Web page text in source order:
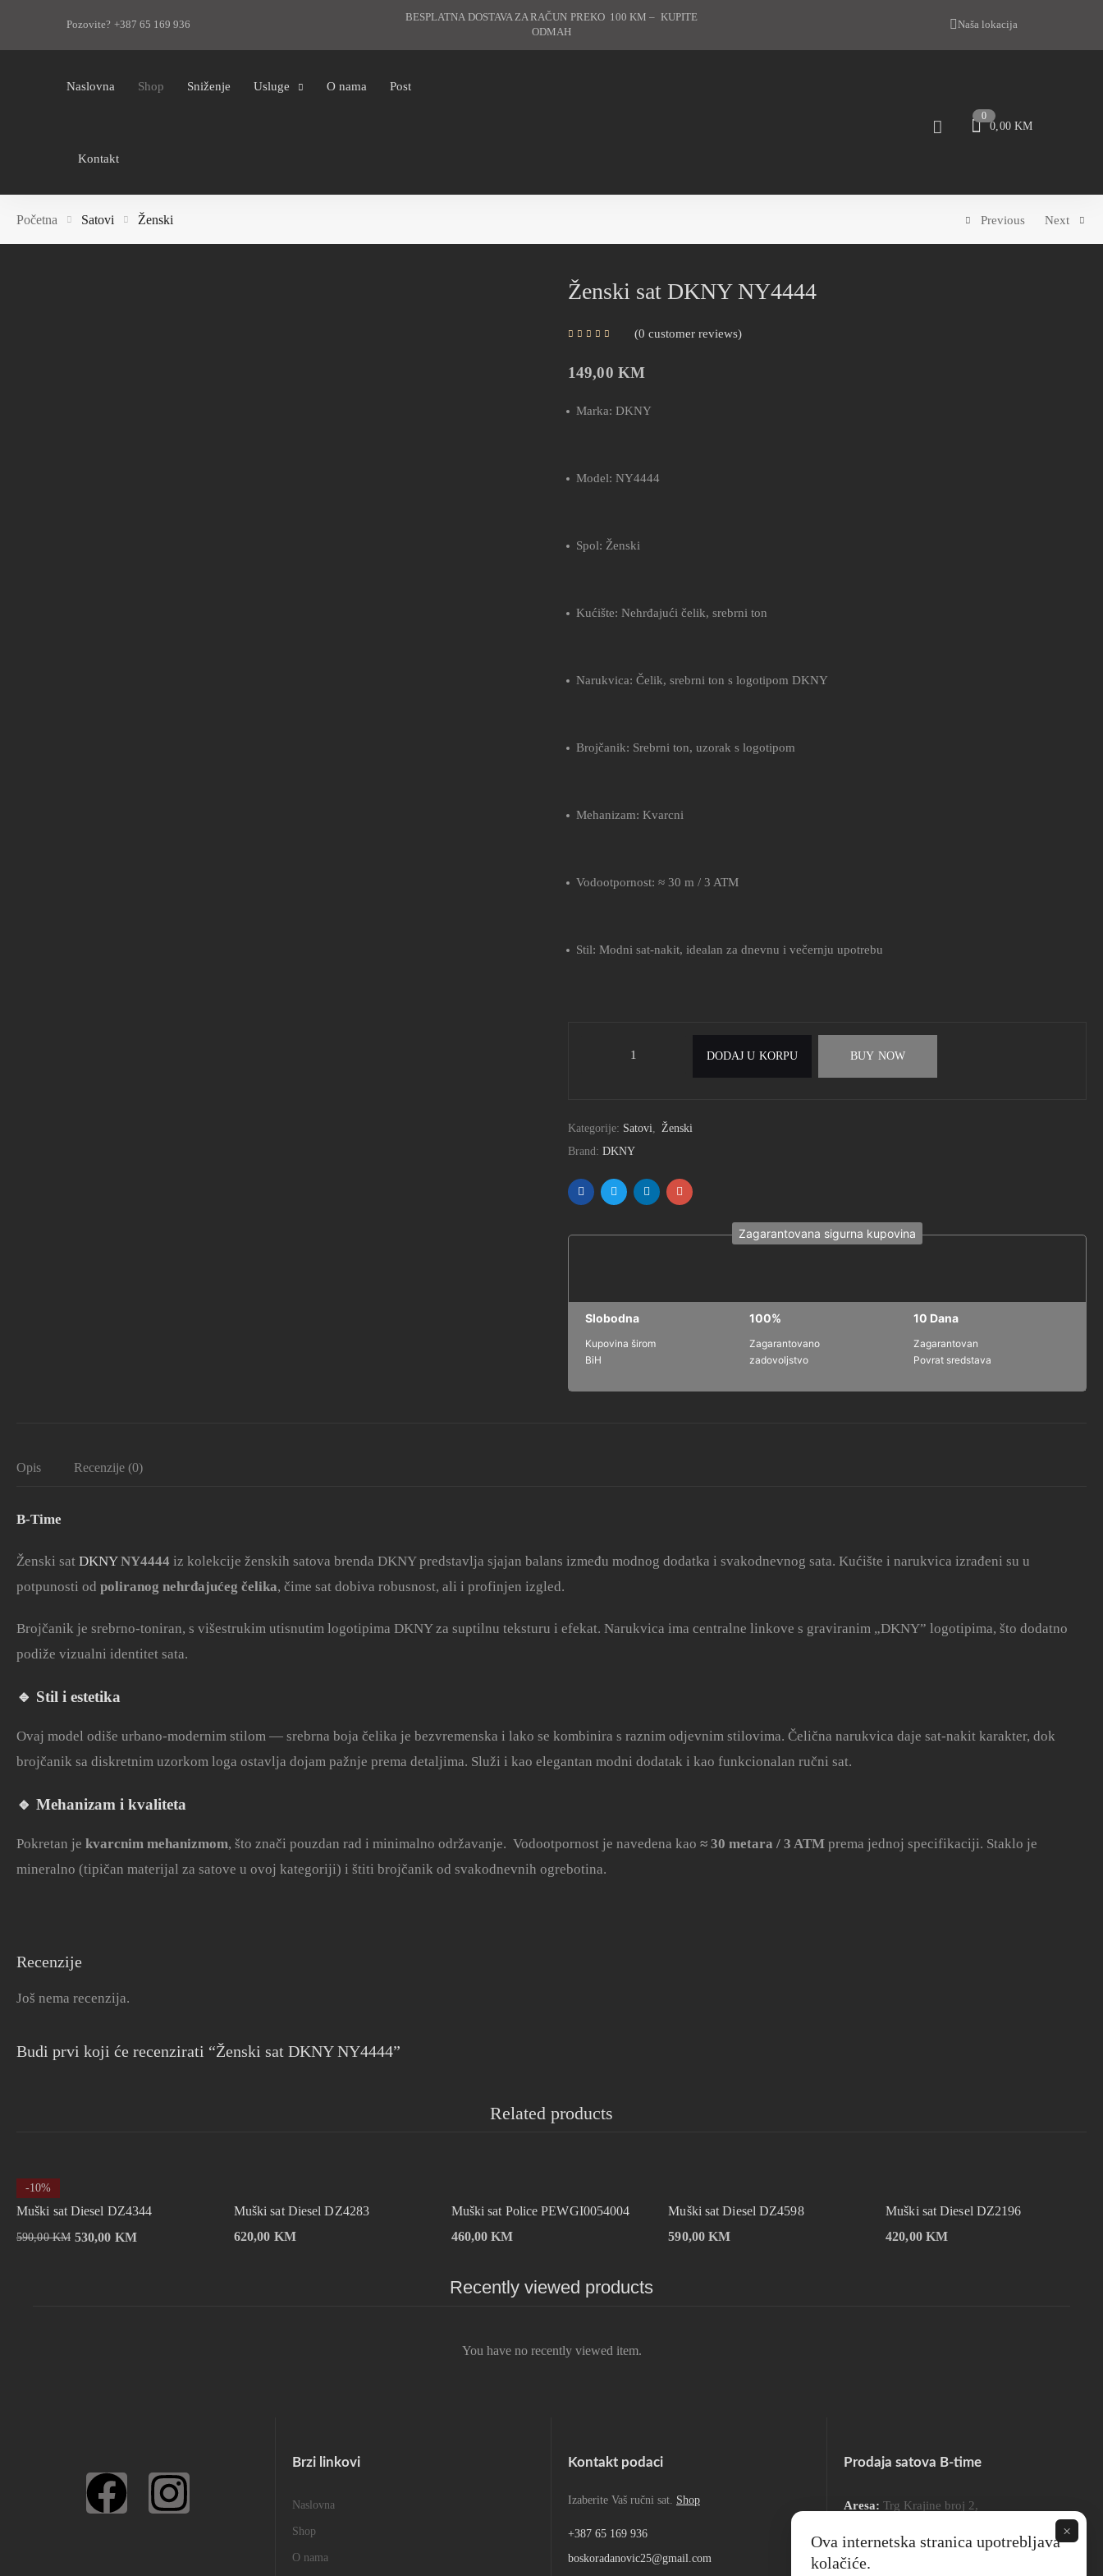
Pozovite? +387 65 169 936
BESPLATNA DOSTAVA ZA RAČUN PREKO 100 KM – KUPITE
ODMAH
Naša lokacija
Naslovna Shop Sniženje Usluge O nama Post
Kontakt
0
0,00 KM
Početna Satovi Ženski Previous Next
Ženski sat DKNY NY4444
0 customer reviews
149,00 KM
Marka: DKNY
Model: NY4444
Spol: Ženski
Kućište: Nehrđajući čelik, srebrni ton
Narukvica: Čelik, srebrni ton s logotipom DKNY
Brojčanik: Srebrni ton, uzorak s logotipom
Mehanizam: Kvarcni
Vodootpornost: ≈ 30 m / 3 ATM
Stil: Modni sat-nakit, idealan za dnevnu i večernju upotrebu
DODAJ U KORPU BUY NOW
Kategorije: Satovi, Ženski
Brand: DKNY
Zagarantovana sigurna kupovina
Slobodna
Kupovina širom
BiH
100%
Zagarantovano
zadovoljstvo
10 Dana
Zagarantovan
Povrat sredstava
Opis Recenzije (0)
B-Time
Ženski sat DKNY NY4444 iz kolekcije ženskih satova brenda DKNY predstavlja sjajan balans između modnog dodatka i svakodnevnog sata. Kućište i narukvica izrađeni su u
potpunosti od poliranog nehrđajućeg čelika, čime sat dobiva robusnost, ali i profinjen izgled.
Brojčanik je srebrno-toniran, s višestrukim utisnutim logotipima DKNY za suptilnu teksturu i efekat. Narukvica ima centralne linkove s graviranim „DKNY” logotipima, što dodatno
podiže vizualni identitet sata.
🔹 Stil i estetika
Ovaj model odiše urbano-modernim stilom — srebrna boja čelika je bezvremenska i lako se kombinira s raznim odjevnim stilovima. Čelična narukvica daje sat-nakit karakter, dok
brojčanik sa diskretnim uzorkom loga ostavlja dojam pažnje prema detaljima. Služi i kao elegantan modni dodatak i kao funkcionalan ručni sat.
🔹 Mehanizam i kvaliteta
Pokretan je kvarcnim mehanizmom, što znači pouzdan rad i minimalno održavanje. Vodootpornost je navedena kao ≈ 30 metara / 3 ATM prema jednoj specifikaciji. Staklo je
mineralno (tipičan materijal za satove u ovoj kategoriji) i štiti brojčanik od svakodnevnih ogrebotina.
Recenzije
Još nema recenzija.
Budi prvi koji će recenzirati “Ženski sat DKNY NY4444”
Related products
-10%
Muški sat Diesel DZ4344
590,00KM 530,00 KM
Muški sat Diesel DZ4283
620,00 KM
Muški sat Police PEWGI0054004
460,00KM
Muški sat Diesel DZ4598
590,00KM
Muški sat Diesel DZ2196
420,00 KM
Recently viewed products
You have no recently viewed item.
Brzi linkovi
Naslovna
Shop
O nama
Kontakt podaci
Izaberite Vaš ručni sat. Shop
+387 65 169 936
boskoradanovic25@gmail.com
Prodaja satova B-time
Aresa: Trg Krajine broj 2,
Radno vrijeme:
×
Ova internetska stranica upotrebljava
kolačiće.